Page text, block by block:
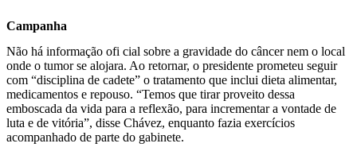
Campanha
Não há informação ofi cial sobre a gravidade do câncer nem o local
onde o tumor se alojara. Ao retornar, o presidente prometeu seguir
com “disciplina de cadete” o tratamento que inclui dieta alimentar,
medicamentos e repouso. “Temos que tirar proveito dessa
emboscada da vida para a reflexão, para incrementar a vontade de
luta e de vitória”, disse Chávez, enquanto fazia exercícios
acompanhado de parte do gabinete.